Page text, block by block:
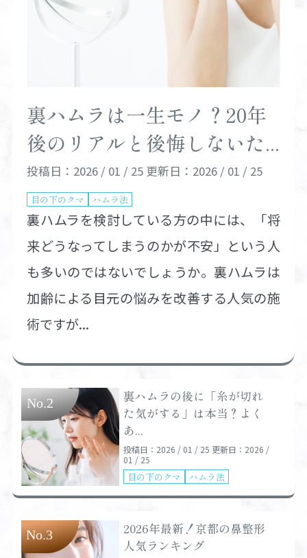
裏ハムラは一生モノ？20年
後のリアルと後悔しないた...
投稿日：2026 / 01 / 25 更新日：2026 / 01 / 25
目の下のクマ ハムラ法
裏ハムラを検討している方の中には、「将
来どうなってしまうのかが不安」という人
も多いのではないでしょうか。裏ハムラは
加齢による目元の悩みを改善する人気の施
術ですが...
裏ハムラの後に「糸が切れ
た気がする」は本当？よく
あ...
投稿日：2026 / 01 / 25 更新日：2026 /
01 / 25
目の下のクマ ハムラ法
2026年最新！京都の鼻整形
人気ランキング